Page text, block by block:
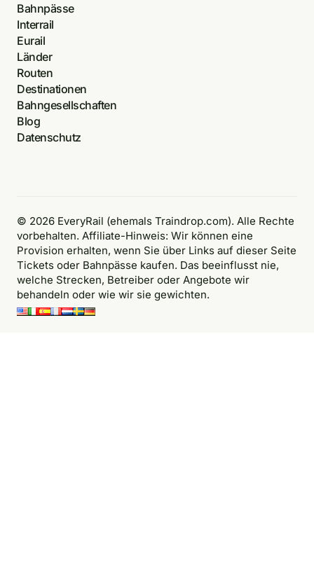
Bahnpässe
Interrail
Eurail
Länder
Routen
Destinationen
Bahngesellschaften
Blog
Datenschutz
© 2026 EveryRail (ehemals Traindrop.com). Alle Rechte
vorbehalten. Affiliate-Hinweis: Wir können eine
Provision erhalten, wenn Sie über Links auf dieser Seite
Tickets oder Bahnpässe kaufen. Das beeinflusst nie,
welche Strecken, Betreiber oder Angebote wir
behandeln oder wie wir sie gewichten.